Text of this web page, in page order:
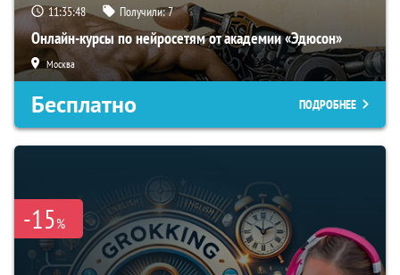
11:35:47 Получили:7
Онлайн-курсы по нейросетям от академии «Эдюсон»
Москва
Бесплатно ПОДРОБНЕЕ
-15%